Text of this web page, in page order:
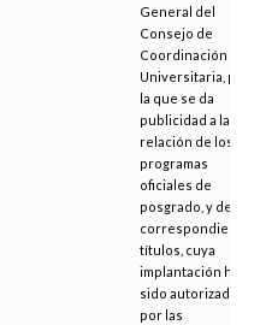
General del
Consejo de
Coordinación
Universitaria, por
la que se da
publicidad a la
relación de los
programas
oficiales de
posgrado, y de sus
correspondientes
títulos, cuya
implantación ha
sido autorizada
por las